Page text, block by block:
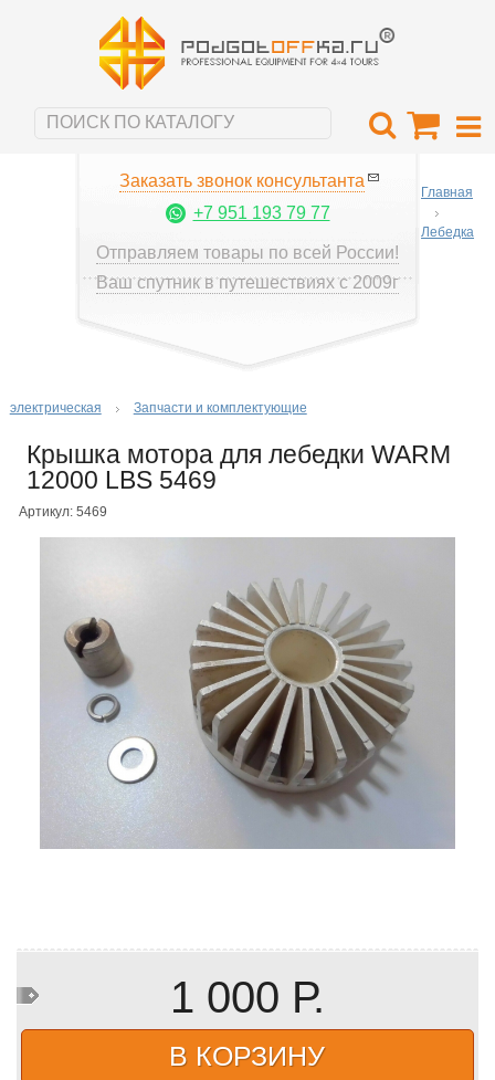
Заказать звонок консультанта
+7 951 193 79 77
Отправляем товары по всей России!
Ваш спутник в путешествиях с 2009г
Главная
Лебедка
электрическая Запчасти и комплектующие
Крышка мотора для лебедки WARM
12000 LBS 5469
Артикул: 5469
1 000 Р.
В КОРЗИНУ